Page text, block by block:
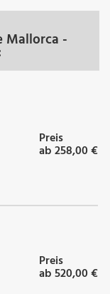
Mallorca -
Preis
ab 258,00 €
Preis
ab 520,00 €